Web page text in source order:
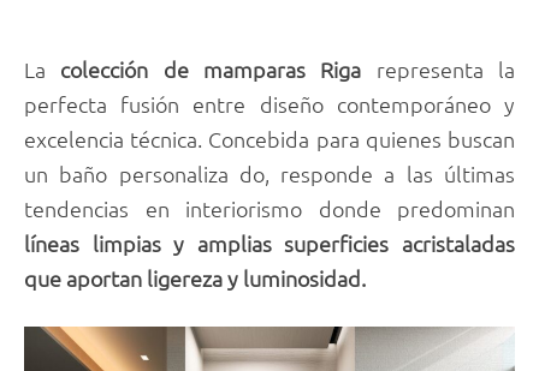
La colección de mamparas Riga representa la
perfecta fusión entre diseño contemporáneo y
excelencia técnica. Concebida para quienes buscan
un baño personaliza do, responde a las últimas
tendencias en interiorismo donde predominan
líneas limpias y amplias superficies acristaladas
que aportan ligereza y luminosidad.